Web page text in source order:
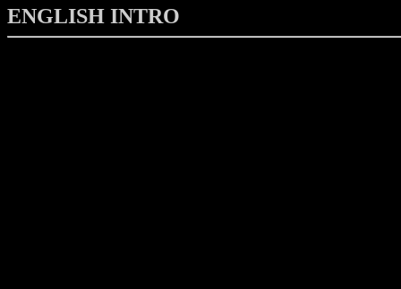
ENGLISH INTRO